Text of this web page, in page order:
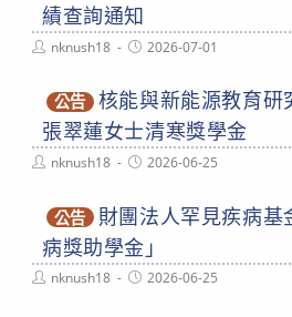
績查詢通知
Postnknush18
Post2026-07-01
公告 核能與新能源教育研
張翠蓮女士清寒獎學金
Postnknush18
Post2026-06-25
公告
財團法人罕見疾病
病獎助學金」
Postnknush18
Post2026-06-25